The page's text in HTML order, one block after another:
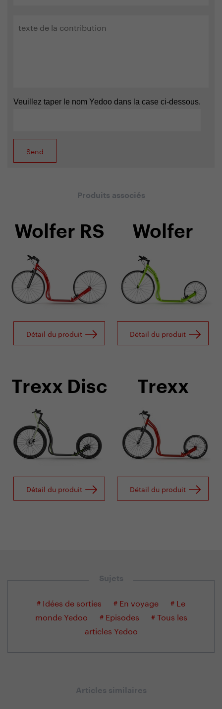
Veuillez taper le nom Yedoo dans la case ci-dessous.
Produits associés
Wolfer RS
Détail du produit
Wolfer
Détail du produit
Trexx Disc
Détail du produit
Trexx
Détail du produit
Sujets
# Idées de sorties # En voyage
# Le
monde Yedoo
# Episodes
# Tous les
articles Yedoo
Articles similaires